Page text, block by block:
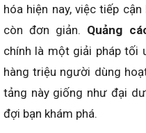
hóa hiện nay, việc tiếp
còn đơn giản. Quảng
chính là một giải pháp tối
hàng triệu người dùng
tảng này giống như đại
đợi bạn khám phá.